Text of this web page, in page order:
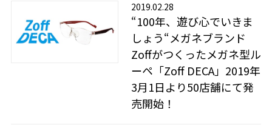
2019.02.28
“100年、遊び心でいきま
しょう“メガネブランド
Zoffがつくったメガネ型ル
ーペ「Zoff DECA」2019年
3月1日より50店舗にて発
売開始！